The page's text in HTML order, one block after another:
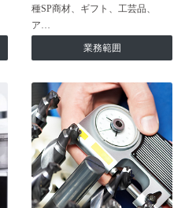
種SP商材、ギフト、工芸品、
ア…
業務範囲